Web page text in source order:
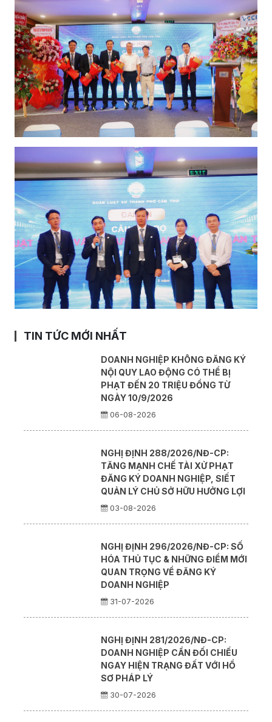
TIN TỨC MỚI NHẤT
DOANH NGHIỆP KHÔNG ĐĂNG KÝ
NỘI QUY LAO ĐỘNG CÓ THỂ BỊ
PHẠT ĐẾN 20 TRIỆU ĐỒNG TỪ
NGÀY 10/9/2026
06-08-2026
NGHỊ ĐỊNH 288/2026/NĐ-CP:
TĂNG MẠNH CHẾ TÀI XỬ PHẠT
ĐĂNG KÝ DOANH NGHIỆP, SIẾT
QUẢN LÝ CHỦ SỞ HỮU HƯỞNG LỢI
03-08-2026
NGHỊ ĐỊNH 296/2026/NĐ-CP: SỐ
HÓA THỦ TỤC & NHỮNG ĐIỂM MỚI
QUAN TRỌNG VỀ ĐĂNG KÝ
DOANH NGHIỆP
31-07-2026
NGHỊ ĐỊNH 281/2026/NĐ-CP:
DOANH NGHIỆP CẦN ĐỐI CHIẾU
NGAY HIỆN TRẠNG ĐẤT VỚI HỒ
SƠ PHÁP LÝ
30-07-2026